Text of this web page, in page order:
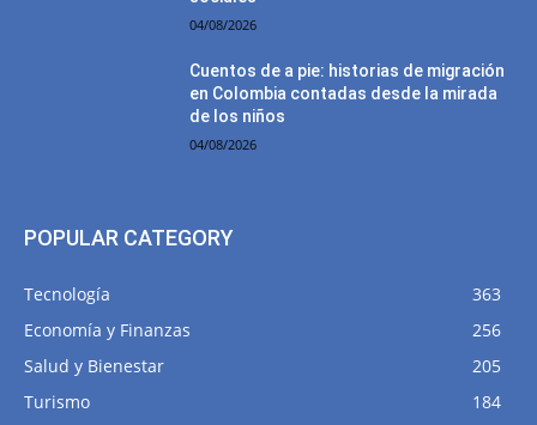
04/08/2026
Cuentos de a pie: historias de migración
en Colombia contadas desde la mirada
de los niños
04/08/2026
POPULAR CATEGORY
Tecnología
363
Economía y Finanzas
256
Salud y Bienestar
205
Turismo
184